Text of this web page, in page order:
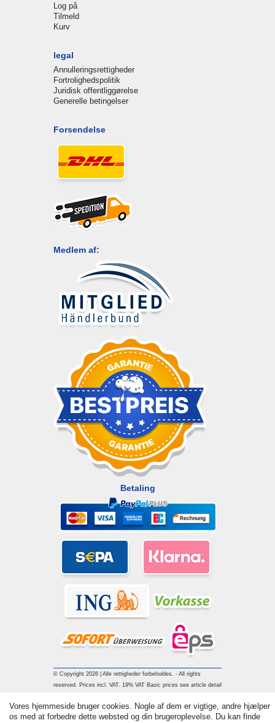
Log på
Tilmeld
Kurv
legal
Annulleringsrettigheder
Fortrolighedspolitik
Juridisk offentliggørelse
Generelle betingelser
Forsendelse
Medlem af:
Betaling
© Copyright 2026 | Alle rettigheder forbeholdes. - All rights
reserved. Prices incl. VAT. 19% VAT Basic prices see article detail
Vores hjemmeside bruger cookies. Nogle af dem er vigtige, andre hjælper
os med at forbedre dette websted og din brugeroplevelse. Du kan finde